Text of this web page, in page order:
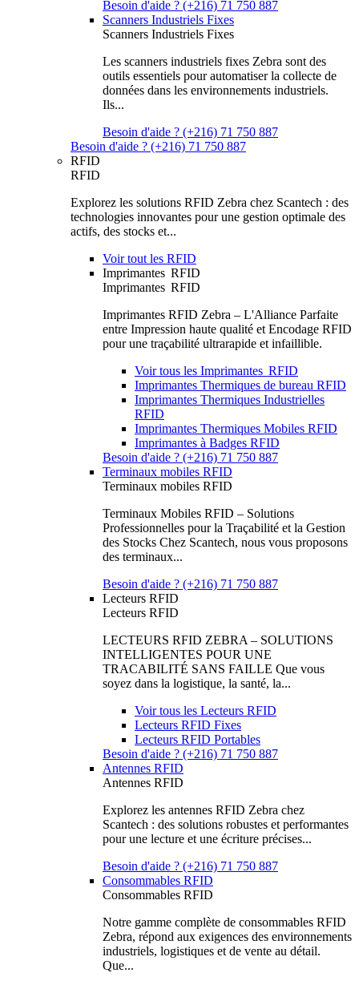
Besoin d'aide ? (+216) 71 750 887
Scanners Industriels Fixes
Scanners Industriels Fixes
Les scanners industriels fixes Zebra sont des
outils essentiels pour automatiser la collecte de
données dans les environnements industriels.
Ils...
Besoin d'aide ? (+216) 71 750 887
Besoin d'aide ? (+216) 71 750 887
RFID
RFID
Explorez les solutions RFID Zebra chez Scantech : des
technologies innovantes pour une gestion optimale des
actifs, des stocks et...
Voir tout les RFID
Imprimantes RFID
Imprimantes RFID
Imprimantes RFID Zebra – L'Alliance Parfaite
entre Impression haute qualité et Encodage RFID
pour une traçabilité ultrarapide et infaillible.
Voir tous les Imprimantes RFID
Imprimantes Thermiques de bureau RFID
Imprimantes Thermiques Industrielles
RFID
Imprimantes Thermiques Mobiles RFID
Imprimantes à Badges RFID
Besoin d'aide ? (+216) 71 750 887
Terminaux mobiles RFID
Terminaux mobiles RFID
Terminaux Mobiles RFID – Solutions
Professionnelles pour la Traçabilité et la Gestion
des Stocks Chez Scantech, nous vous proposons
des terminaux...
Besoin d'aide ? (+216) 71 750 887
Lecteurs RFID
Lecteurs RFID
LECTEURS RFID ZEBRA – SOLUTIONS
INTELLIGENTES POUR UNE
TRACABILITÉ SANS FAILLE Que vous
soyez dans la logistique, la santé, la...
Voir tous les Lecteurs RFID
Lecteurs RFID Fixes
Lecteurs RFID Portables
Besoin d'aide ? (+216) 71 750 887
Antennes RFID
Antennes RFID
Explorez les antennes RFID Zebra chez
Scantech : des solutions robustes et performantes
pour une lecture et une écriture précises...
Besoin d'aide ? (+216) 71 750 887
Consommables RFID
Consommables RFID
Notre gamme complète de consommables RFID
Zebra, répond aux exigences des environnements
industriels, logistiques et de vente au détail.
Que...